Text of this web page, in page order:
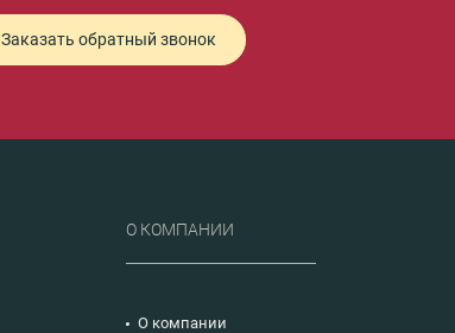
Заказать обратный звонок
О КОМПАНИИ
О компании